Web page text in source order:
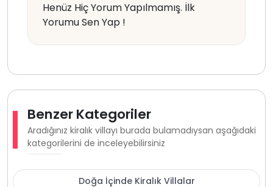
Henüz Hiç Yorum Yapılmamış. İlk
Yorumu Sen Yap !
Benzer Kategoriler
Aradığınız kiralık villayı burada bulamadıysan aşağıdaki
kategorilerini de inceleyebilirsiniz
Doğa İçinde Kiralık Villalar